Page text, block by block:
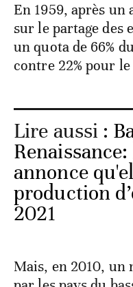
En 1959, après un
sur le partage des
un quota de 66%
contre 22% pour
Lire aussi :
annonce
production
2021
Mais, en 2010, un